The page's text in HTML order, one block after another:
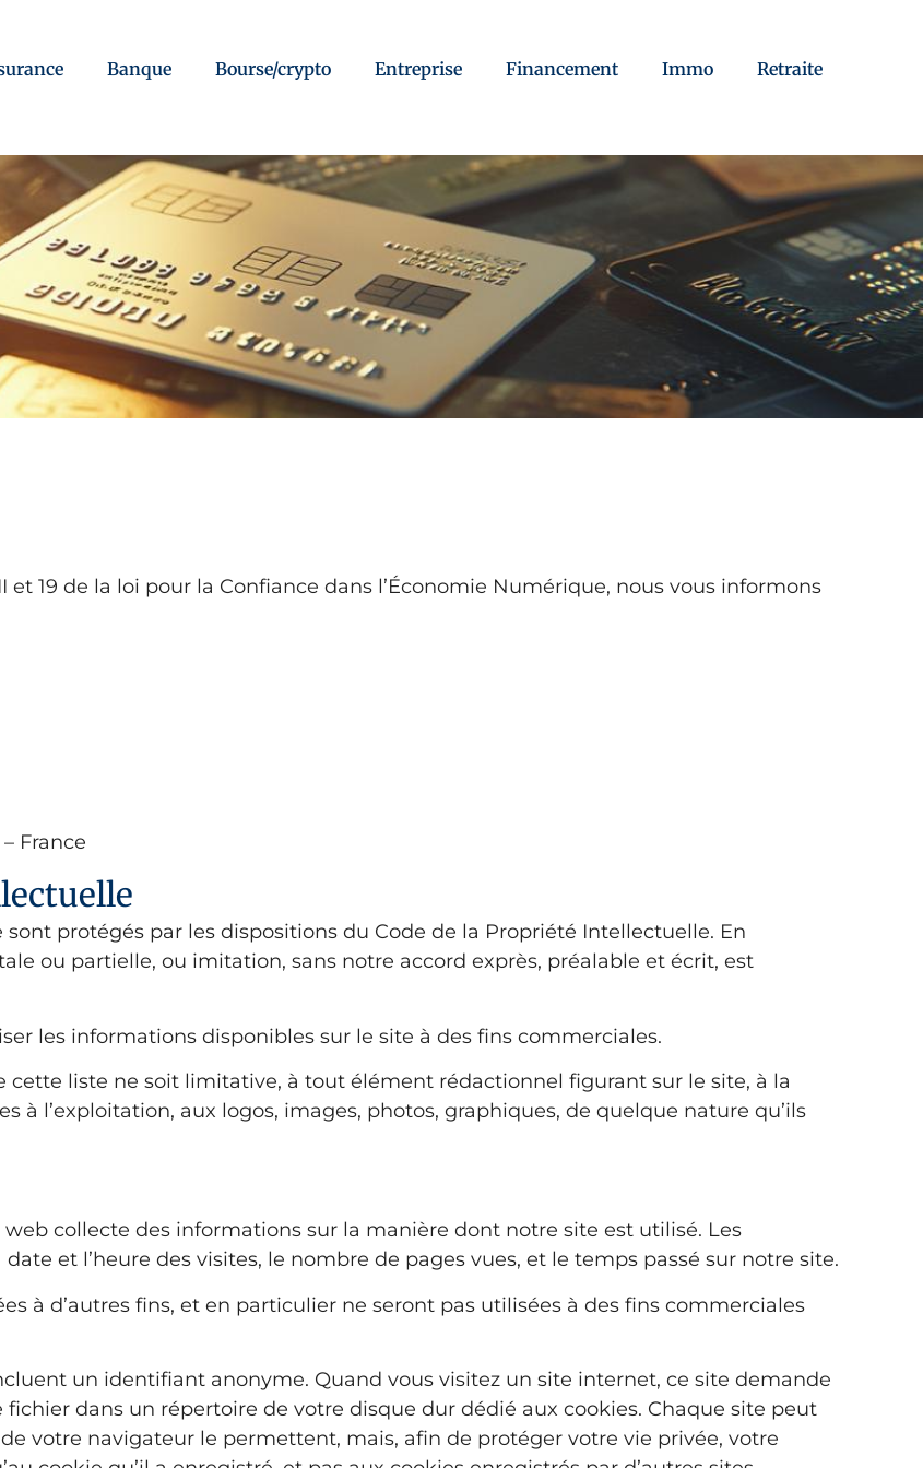
Banque Bourse/crypto Entreprise Financement Immo Retraite
19 de la loi pour la Confiance dans l’Économie Numérique, nous vous informons
France
protégés par les dispositions du Code de la Propriété Intellectuelle. En
ou partielle, ou imitation, sans notre accord exprès, préalable et écrit, est
les informations disponibles sur le site à des fins commerciales.
liste ne soit limitative, à tout élément rédactionnel figurant sur le site, à la
à l’exploitation, aux logos, images, photos, graphiques, de quelque nature qu’ils
collecte des informations sur la manière dont notre site est utilisé. Les
et l’heure des visites, le nombre de pages vues, et le temps passé sur notre site.
à d’autres fins, et en particulier ne seront pas utilisées à des fins commerciales
un identifiant anonyme. Quand vous visitez un site internet, ce site demande
fichier dans un répertoire de votre disque dur dédié aux cookies. Chaque site peut
votre navigateur le permettent, mais, afin de protéger votre vie privée, votre